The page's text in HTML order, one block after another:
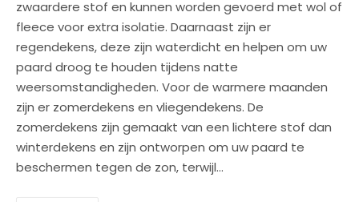
zwaardere stof en kunnen worden gevoerd met wol of
fleece voor extra isolatie. Daarnaast zijn er
regendekens, deze zijn waterdicht en helpen om uw
paard droog te houden tijdens natte
weersomstandigheden. Voor de warmere maanden
zijn er zomerdekens en vliegendekens. De
zomerdekens zijn gemaakt van een lichtere stof dan
winterdekens en zijn ontworpen om uw paard te
beschermen tegen de zon, terwijl…